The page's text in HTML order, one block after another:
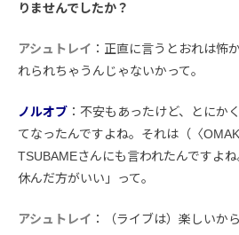
りませんでしたか？
アシュトレイ ：正直に言うとおれは怖
れられちゃうんじゃないかって。
ノルオブ ：不安もあったけど、とにか
てなったんですよね。それは（〈
TSUBAMEさんにも言われたんですよ
休んだ方がいい」って。
アシュトレイ ：（ライブは）楽しいか